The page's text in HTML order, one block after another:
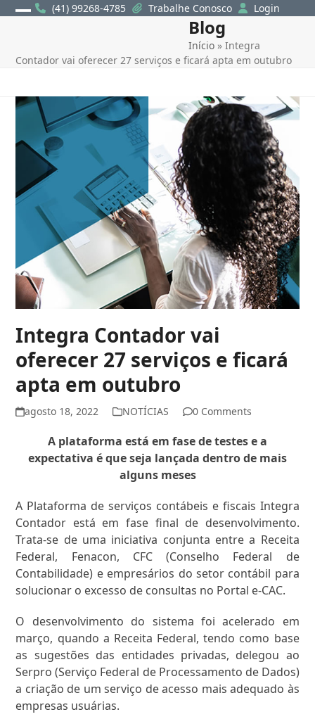
Skip
(41) 99268-4785 Trabalhe Conosco Login
Blog
Início »Integra
Contador vai oferecer 27 serviços e ficará apta em outubro
Integra Contador vai
oferecer 27 serviços e ficará
apta em outubro
agosto 18, 2022 NOTÍCIAS 0 Comments
A plataforma está em fase de testes e a
expectativa é que seja lançada dentro de mais
alguns meses
A Plataforma de serviços contábeis e fiscais Integra
Contador está em fase final de desenvolvimento.
Trata-se de uma iniciativa conjunta entre a Receita
Federal, Fenacon, CFC (Conselho Federal de
Contabilidade) e empresários do setor contábil para
solucionar o excesso de consultas no Portal e-CAC.
O desenvolvimento do sistema foi acelerado em
março, quando a Receita Federal, tendo como base
as sugestões das entidades privadas, delegou ao
Serpro (Serviço Federal de Processamento de Dados)
a criação de um serviço de acesso mais adequado às
empresas usuárias.